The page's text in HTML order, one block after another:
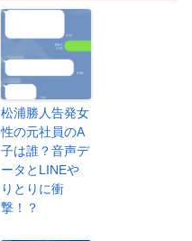
松浦勝人告発女
性の元社員のA
子は誰？音声デ
ータとLINEや
りとりに衝
撃！？